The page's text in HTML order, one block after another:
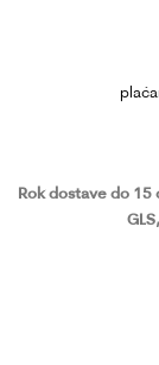
Rok dostave do 15